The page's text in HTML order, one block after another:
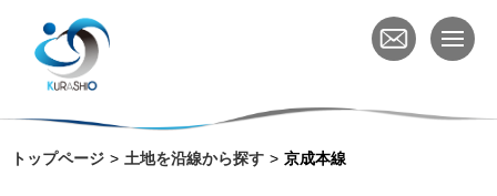
トップページ 土地を沿線から探す 京成本線